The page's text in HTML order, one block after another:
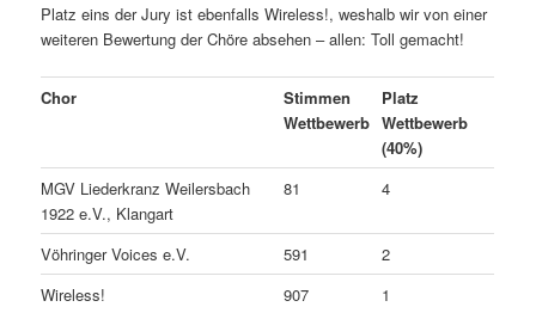
Platz eins der Jury ist ebenfalls Wireless!, weshalb wir von einer
weiteren Bewertung der Chöre absehen – allen: Toll gemacht!
Chor
Stimmen
Wettbewerb
Platz
Wettbewerb
(40%)
MGV Liederkranz Weilersbach
1922 e.V., Klangart
81 4
Vöhringer Voices e.V. 591
2
Wireless!
907 1